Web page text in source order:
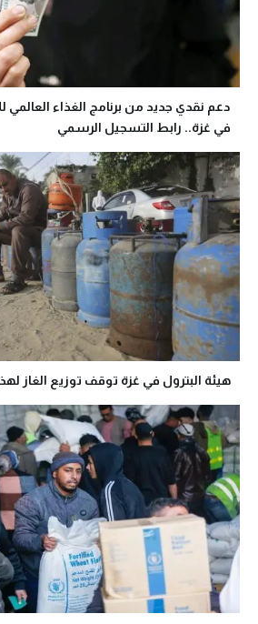
دعم نقدي جديد من برنامج الغذاء العالمي
في غزة.. رابط التسجيل الرسمي
هيئة البترول في غزة توقف توزيع الغاز